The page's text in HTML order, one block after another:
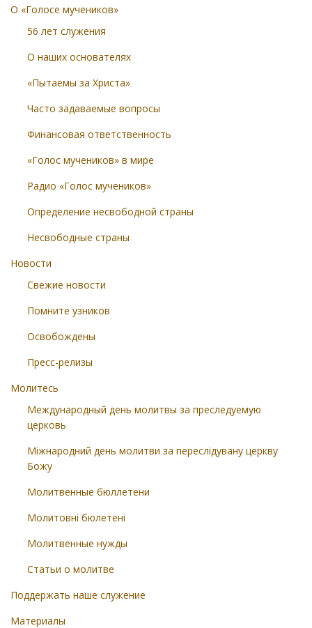
О «Голосе мучеников»
56 лет служения
О наших основателях
«Пытаемы за Христа»
Часто задаваемые вопросы
Финансовая ответственность
«Голос мучеников» в мире
Радио «Голос мучеников»
Определение несвободной страны
Несвободные страны
Новости
Свежие новости
Помните узников
Освобождены
Пресс-релизы
Молитесь
Международный день молитвы за преследуемую
церковь
Міжнародний день молитви за переслідувану церкву
Божу
Молитвенные бюллетени
Молитовні бюлетені
Молитвенные нужды
Статьи о молитве
Поддержать наше служение
Материалы